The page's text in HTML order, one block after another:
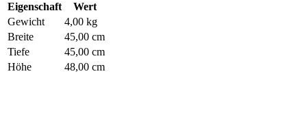
Eigenschaft
Wert
Gewicht
4,00 kg
Breite
45,00 cm
Tiefe
45,00 cm
Höhe
48,00 cm